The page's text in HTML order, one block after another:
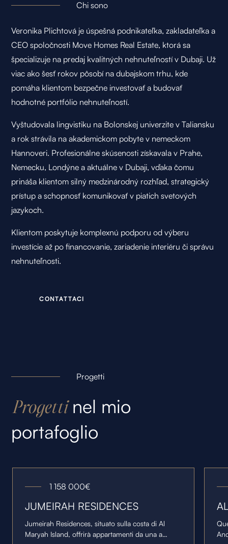
Chi sono
Veronika Plichtová je úspešná podnikateľka, zakladateľka a
CEO spoločnosti Move Homes Real Estate, ktorá sa
špecializuje na predaj kvalitných nehnuteľností v Dubaji. Už
viac ako šesť rokov pôsobí na dubajskom trhu, kde
pomáha klientom bezpečne investovať a budovať
hodnotné portfólio nehnuteľností.
Vyštudovala lingvistiku na Bolonskej univerzite v Taliansku
a rok strávila na akademickom pobyte v nemeckom
Hannoveri. Profesionálne skúsenosti získavala v Prahe,
Nemecku, Londýne a aktuálne v Dubaji, vďaka čomu
prináša klientom silný medzinárodný rozhľad, strategický
prístup a schopnosť komunikovať v piatich svetových
jazykoch.
Klientom poskytuje komplexnú podporu od výberu
investície až po financovanie, zariadenie interiéru či správu
nehnuteľnosti.
CONTATTACI
Progetti
Progettinel mio
portafoglio
1 158 000€
JUMEIRAH RESIDENCES
Jumeirah Residences, situato sulla costa di Al
Maryah Island, offrirà appartamenti da una a